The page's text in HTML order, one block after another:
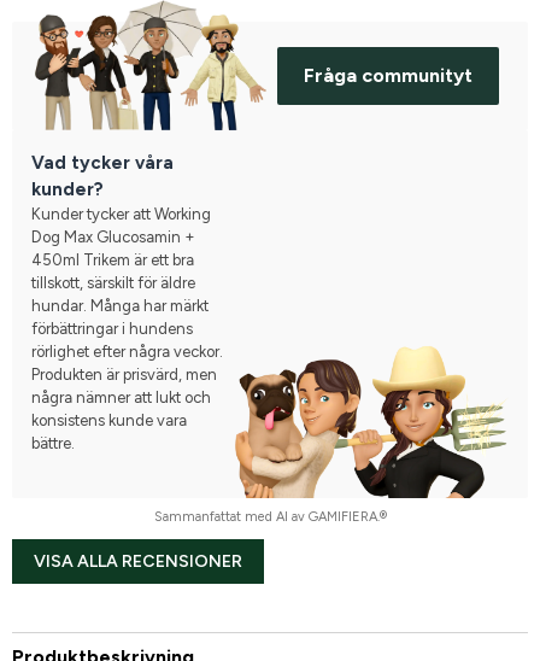
Fråga communityt
Vad tycker våra
kunder?
Kunder tycker att Working
Dog Max Glucosamin +
450ml Trikem är ett bra
tillskott, särskilt för äldre
hundar. Många har märkt
förbättringar i hundens
rörlighet efter några veckor.
Produkten är prisvärd, men
några nämner att lukt och
konsistens kunde vara
bättre.
Sammanfattat med AI av GAMIFIERA.®
VISA ALLA RECENSIONER